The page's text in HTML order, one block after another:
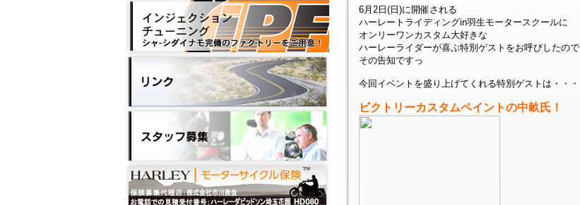
6月2日(日)に開催される
ハーレートライディングin羽生モータースクールに
オンリーワンカスタム大好きな
ハーレーライダーが喜ぶ特別ゲストをお呼びしたので
その告知ですっ
今回イベントを盛り上げてくれる特別ゲストは・・・
ビクトリーカスタムペイントの中畝氏！